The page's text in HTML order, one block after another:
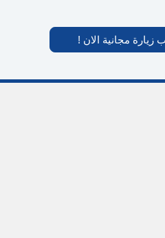
زيارة مجانية الان !